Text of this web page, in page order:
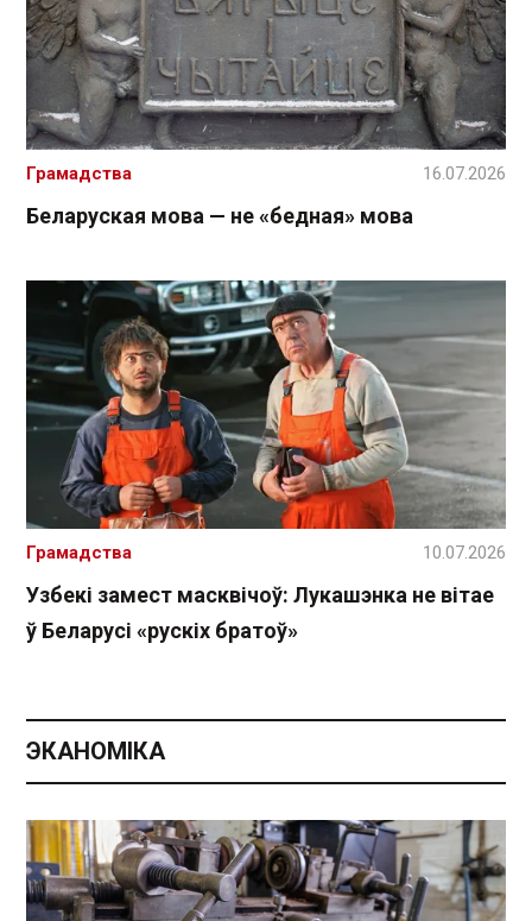
Беларуская мова — не «бедная» мова
Грамадства 16.07.2026
Узбекі замест масквічоў: Лукашэнка не вітае
ў Беларусі «рускіх братоў»
Грамадства 10.07.2026
ЭКАНОМІКА